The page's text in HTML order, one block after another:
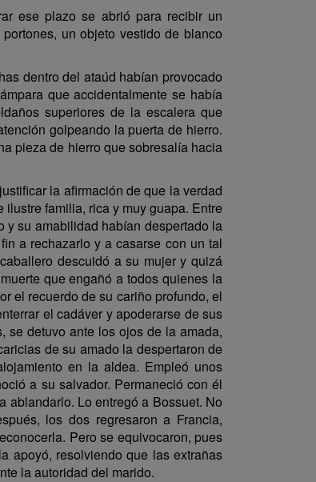
ese plazo se abrió para recibir un
un objeto vestido de blanco
dentro del ataúd habían provocado
que accidentalmente se había
superiores de la escalera que
golpeando la puerta de hierro.
pieza de hierro que sobresalía hacia
la afirmación de que la verdad
familia, rica y muy guapa. Entre
y su amabilidad habían despertado la
a rechazarlo y a casarse con un tal
descuidó a su mujer y quizá
que engañó a todos quienes la
el recuerdo de su cariño profundo, el
el cadáver y apoderarse de sus
se detuvo ante los ojos de la amada,
de su amado la despertaron de
en la aldea. Empleó unos
a su salvador. Permaneció con él
ablandarlo. Lo entregó a Bossuet. No
los dos regresaron a Francia,
Pero se equivocaron, pues
apoyó, resolviendo que las extrañas
la autoridad del marido.